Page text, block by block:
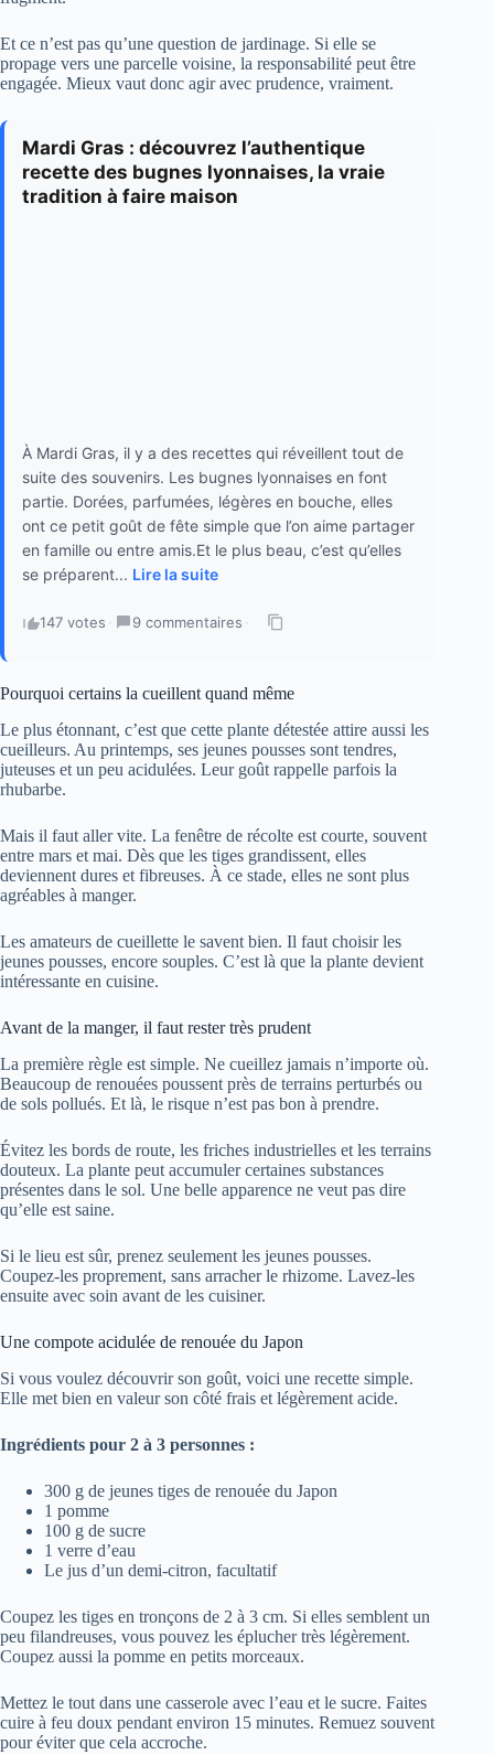
Et ce n’est pas qu’une question de jardinage. Si elle se
propage vers une parcelle voisine, la responsabilité peut être
engagée. Mieux vaut donc agir avec prudence, vraiment.
Mardi Gras : découvrez l’authentique
recette des bugnes lyonnaises, la vraie
tradition à faire maison
À Mardi Gras, il y a des recettes qui réveillent tout de
suite des souvenirs. Les bugnes lyonnaises en font
partie. Dorées, parfumées, légères en bouche, elles
ont ce petit goût de fête simple que l’on aime partager
en famille ou entre amis.Et le plus beau, c’est qu’elles
se préparent... Lire la suite
147 votes · 9 commentaires ·
Pourquoi certains la cueillent quand même
Le plus étonnant, c’est que cette plante détestée attire aussi les
cueilleurs. Au printemps, ses jeunes pousses sont tendres,
juteuses et un peu acidulées. Leur goût rappelle parfois la
rhubarbe.
Mais il faut aller vite. La fenêtre de récolte est courte, souvent
entre mars et mai. Dès que les tiges grandissent, elles
deviennent dures et fibreuses. À ce stade, elles ne sont plus
agréables à manger.
Les amateurs de cueillette le savent bien. Il faut choisir les
jeunes pousses, encore souples. C’est là que la plante devient
intéressante en cuisine.
Avant de la manger, il faut rester très prudent
La première règle est simple. Ne cueillez jamais n’importe où.
Beaucoup de renouées poussent près de terrains perturbés ou
de sols pollués. Et là, le risque n’est pas bon à prendre.
Évitez les bords de route, les friches industrielles et les terrains
douteux. La plante peut accumuler certaines substances
présentes dans le sol. Une belle apparence ne veut pas dire
qu’elle est saine.
Si le lieu est sûr, prenez seulement les jeunes pousses.
Coupez-les proprement, sans arracher le rhizome. Lavez-les
ensuite avec soin avant de les cuisiner.
Une compote acidulée de renouée du Japon
Si vous voulez découvrir son goût, voici une recette simple.
Elle met bien en valeur son côté frais et légèrement acide.
Ingrédients pour 2 à 3 personnes :
300 g de jeunes tiges de renouée du Japon
1 pomme
100 g de sucre
1 verre d’eau
Le jus d’un demi-citron, facultatif
Coupez les tiges en tronçons de 2 à 3 cm. Si elles semblent un
peu filandreuses, vous pouvez les éplucher très légèrement.
Coupez aussi la pomme en petits morceaux.
Mettez le tout dans une casserole avec l’eau et le sucre. Faites
cuire à feu doux pendant environ 15 minutes. Remuez souvent
pour éviter que cela accroche.